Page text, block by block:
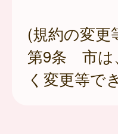
(規約の変更
第9条 市は
く変更等で